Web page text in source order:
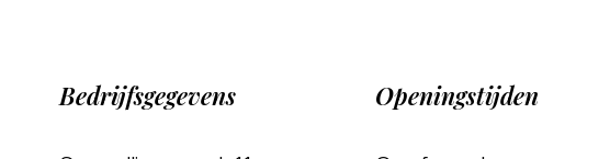
Bedrijfsgegevens Openingstijden